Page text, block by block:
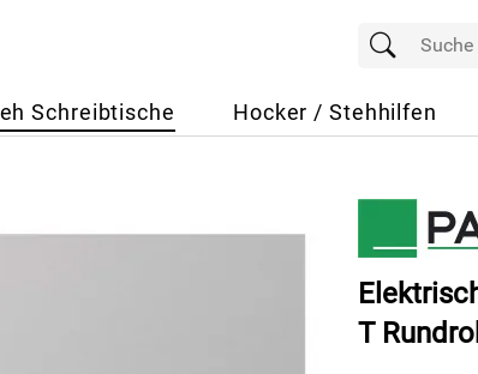
Schreibtische Hocker / Stehhilfen
T